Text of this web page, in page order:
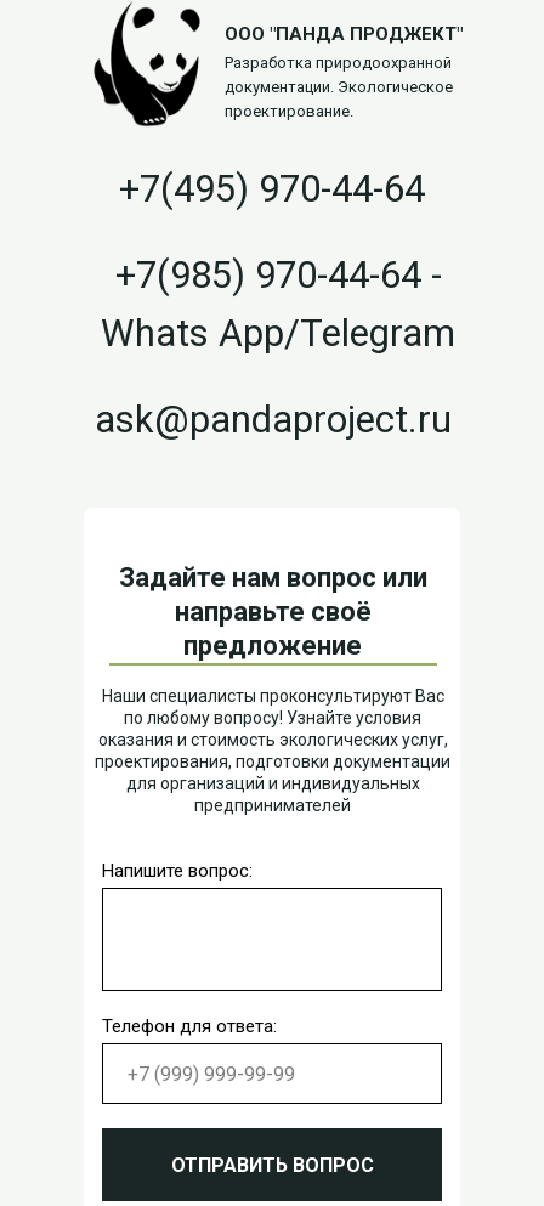
Задайте нам вопрос или
направьте своё
предложение
Наши специалисты проконсультируют Вас
по любому вопросу! Узнайте условия
оказания и стоимость экологических услуг,
проектирования, подготовки документации
для организаций и индивидуальных
предпринимателей
Напишите вопрос:
Телефон для ответа:
ОТПРАВИТЬ ВОПРОС
ООО "ПАНДА ПРОДЖЕКТ"
+7(985) 970-44-64 -
Whats App/Telegram
ask@pandaproject.ru
Разработка природоохранной
документации. Экологическое
проектирование.
+7(495) 970-44-64